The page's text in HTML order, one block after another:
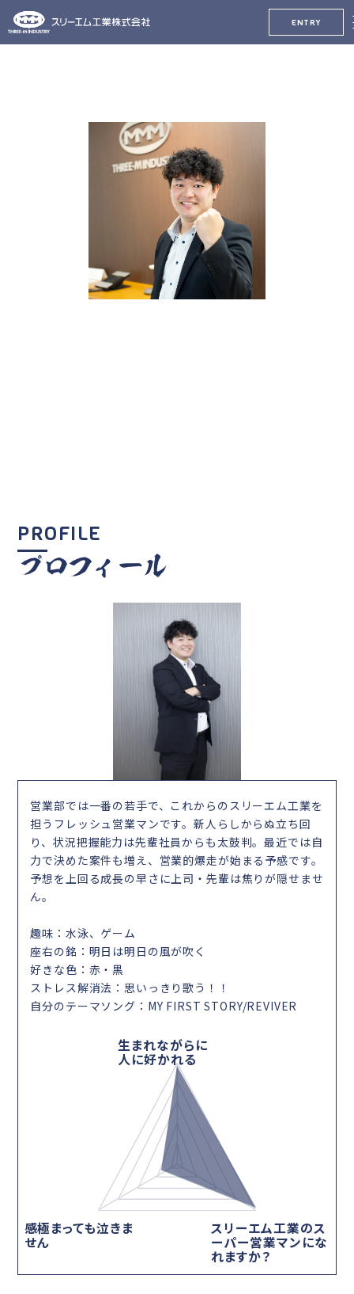
ENTRY
PROFILE
プロフィール
営業部では一番の若手で、これからのスリーエム工業を
担うフレッシュ営業マンです。新人らしからぬ立ち回
り、状況把握能力は先輩社員からも太鼓判。最近では自
力で決めた案件も増え、営業的爆走が始まる予感です。
予想を上回る成長の早さに上司・先輩は焦りが隠せませ
ん。
趣味：水泳、ゲーム
座右の銘：明日は明日の風が吹く
好きな色：赤・黒
ストレス解消法：思いっきり歌う！！
自分のテーマソング：MY FIRST STORY/REVIVER
生まれながらに
人に好かれる
感極まっても泣きま
せん
スリーエム工業のス
ーパー営業マンにな
れますか？